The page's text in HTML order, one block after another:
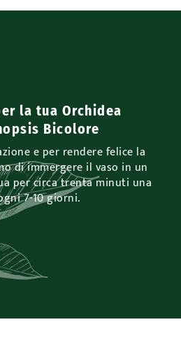
la tua Orchidea
Bicolore
e per rendere felice la
di immergere il vaso in un
per circa trenta minuti una
7-10 giorni.